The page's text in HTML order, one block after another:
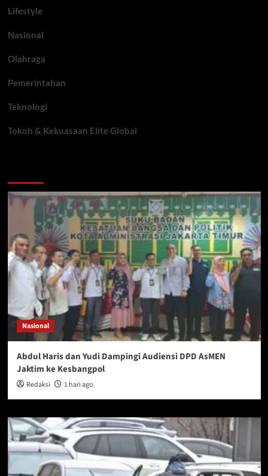
Lifestyle
Nasional
Olahraga
Pemerintahan
Teknologi
Tokoh & Kekuasaan Elite Global
Nasional
Abdul Haris dan Yudi Dampingi Audiensi DPD AsMEN
Jaktim ke Kesbangpol
Redaksi 1 hari ago